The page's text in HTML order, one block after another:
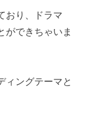
おり、ドラマ
ができちゃいま
ィングテーマと